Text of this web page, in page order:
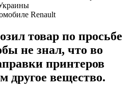
Renault
товар по просьбе
не знал, что во
принтеров
другое вещество.